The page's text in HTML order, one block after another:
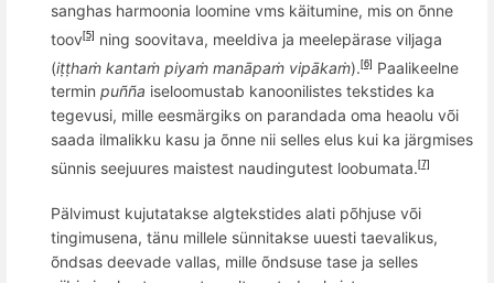
sanghas harmoonia loomine vms käitumine, mis on õnne
toov [5]
ning soovitava, meeldiva ja meelepärase viljaga
(iṭṭhaṁ kantaṁ piyaṁ manāpaṁ vipākaṁ). [6]
Paalikeelne
termin puñña iseloomustab kanoonilistes tekstides ka
tegevusi, mille eesmärgiks on parandada oma heaolu või
saada ilmalikku kasu ja õnne nii selles elus kui ka järgmises
sünnis seejuures maistest naudingutest loobumata. [7]
Pälvimust kujutatakse algtekstides alati põhjuse või
tingimusena, tänu millele sünnitakse uuesti taevalikus,
õndsas deevade vallas, mille õndsuse tase ja selles